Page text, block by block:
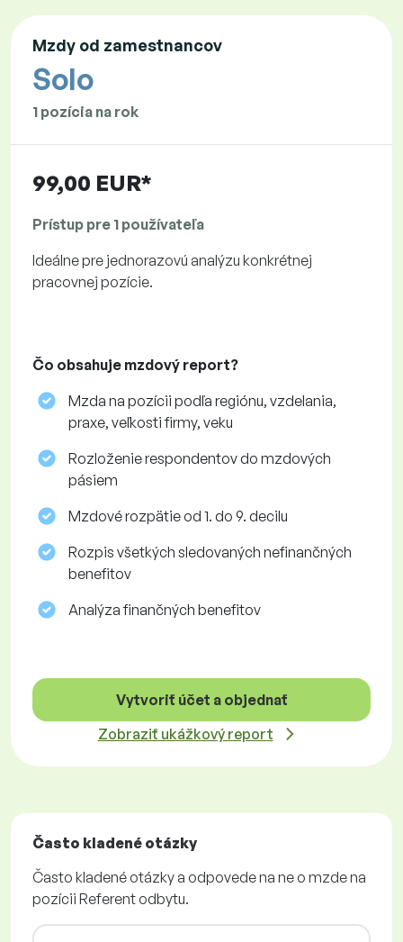
Mzdy od zamestnancov
Solo
1 pozícia na rok
99,00 EUR*
Prístup pre 1 používateľa
Ideálne pre jednorazovú analýzu konkrétnej
pracovnej pozície.
Čo obsahuje mzdový report?
Mzda na pozícii podľa regiónu, vzdelania,
praxe, veľkosti firmy, veku
Rozloženie respondentov do mzdových
pásiem
Mzdové rozpätie od 1. do 9. decilu
Rozpis všetkých sledovaných nefinančných
benefitov
Analýza finančných benefitov
Vytvoriť účet a objednať
Zobraziť ukážkový report
Často kladené otázky
Často kladené otázky a odpovede na ne o mzde na
pozícii Referent odbytu.